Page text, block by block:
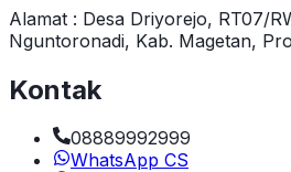
Alamat : Desa Driyorejo, RT07/
Nguntoronadi, Kab. Magetan,
Kontak
08889992999
WhatsApp CS